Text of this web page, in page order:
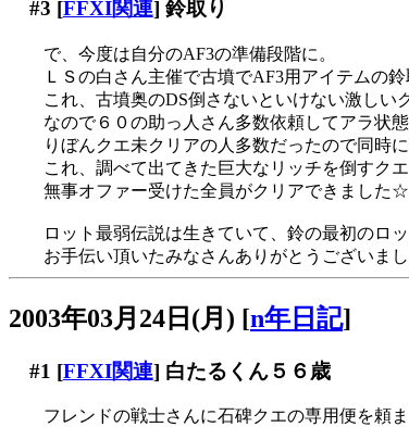
#3 [FFXI関連] 鈴取り
で、今度は自分のAF3の準備段階に。
ＬＳの白さん主催で古墳でAF3用アイテムの鈴
これ、古墳奥のDS倒さないといけない激しい
なので６０の助っ人さん多数依頼してアラ状
りぼんクエ未クリアの人多数だったので同時
これ、調べて出てきた巨大なリッチを倒すク
無事オファー受けた全員がクリアできました☆
ロット最弱伝説は生きていて、鈴の最初のロ
お手伝い頂いたみなさんありがとうございま
2003年03月24日(月) [n年日記]
#1 [FFXI関連] 白たるくん５６歳
フレンドの戦士さんに石碑クエの専用便を頼ま